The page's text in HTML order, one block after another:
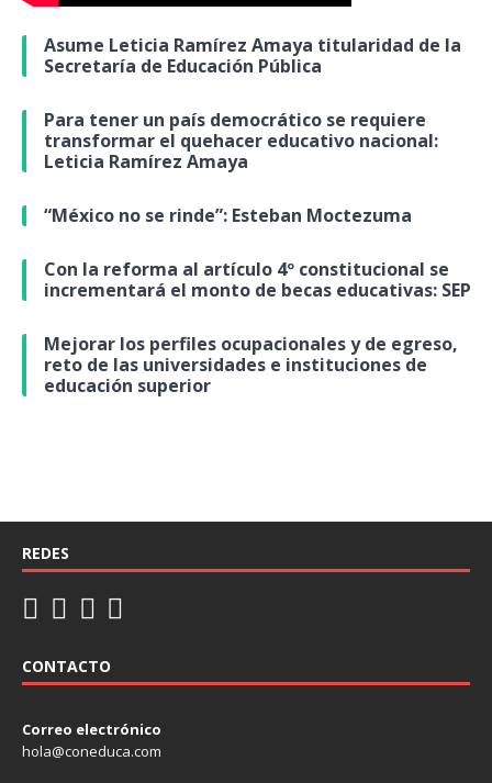
Asume Leticia Ramírez Amaya titularidad de la
Secretaría de Educación Pública
Para tener un país democrático se requiere
transformar el quehacer educativo nacional:
Leticia Ramírez Amaya
“México no se rinde”: Esteban Moctezuma
Con la reforma al artículo 4º constitucional se
incrementará el monto de becas educativas: SEP
Mejorar los perfiles ocupacionales y de egreso,
reto de las universidades e instituciones de
educación superior
REDES
CONTACTO
Correo electrónico
hola@coneduca.com